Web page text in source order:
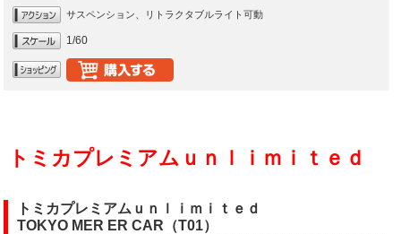
サスペンション、リトラクタブルライト可動
1/60
トミカプレミアムｕｎｌｉｍｉｔｅｄ
トミカプレミアムｕｎｌｉｍｉｔｅｄ
TOKYO MER ER CAR（T01）